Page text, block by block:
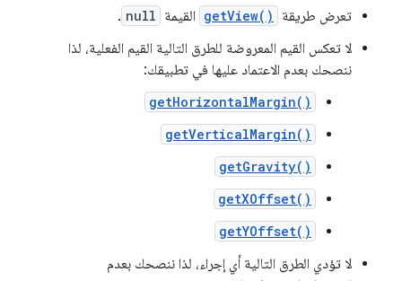
تعرض طريقة
getView() القيمة null
.
لا تعكس القيم المعروضة للطرق التالية القيم الفعلية، لذا
ننصحك بعدم الاعتماد عليها في تطبيقك:
getHorizontalMargin()
getVerticalMargin()
getGravity()
getXOffset()
getYOffset()
لا تؤدي الطرق التالية أي إجراء، لذا ننصحك بعدم